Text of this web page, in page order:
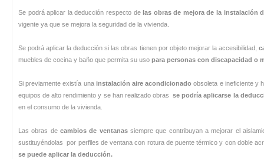
Se podrá aplicar la deducción respecto delas obras de mejora de la instalación
vigente ya que se mejora la seguridad de la vivienda.
Se podrá aplicar la deducción si las obras tienen por objeto mejorar la accesibilidad,
muebles de cocina y baño que permita su uso para personas con discapacidad o
Si previamente existía una instalación aire acondicionado obsoleta e ineficiente y
equipos de alto rendimiento y se han realizado obrasse podría aplicarse la
en el consumo de la vivienda.
Las obras de cambios de ventanas siempre que contribuyan a mejorar el
sustituyéndolas por perfiles de ventana con rotura de puente térmico y con doble
se puede aplicar la deducción.